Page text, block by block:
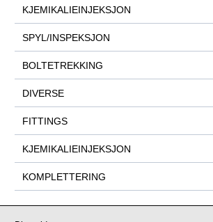
KJEMIKALIEINJEKSJON
SPYL/INSPEKSJON
BOLTETREKKING
DIVERSE
FITTINGS
KJEMIKALIEINJEKSJON
KOMPLETTERING